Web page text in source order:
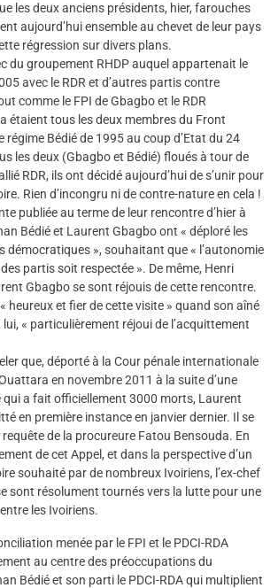
les deux anciens présidents, hier, farouches
aujourd’hui ensemble au chevet de leur pays
régression sur divers plans.
du groupement RHDP auquel appartenait le
avec le RDR et d’autres partis contre
comme le FPI de Gbagbo et le RDR
étaient tous les deux membres du Front
régime Bédié de 1995 au coup d’Etat du 24
les deux (Gbagbo et Bédié) floués à tour de
RDR, ils ont décidé aujourd’hui de s’unir pour
Rien d’incongru ni de contre-nature en cela !
publiée au terme de leur rencontre d’hier à
Bédié et Laurent Gbagbo ont « déploré les
démocratiques », souhaitant que « l’autonomie
partis soit respectée ». De même, Henri
Gbagbo se sont réjouis de cette rencontre.
heureux et fier de cette visite » quand son aîné
lui, « particulièrement réjoui de l’acquittement
que, déporté à la Cour pénale internationale
en novembre 2011 à la suite d’une
a fait officiellement 3000 morts, Laurent
en première instance en janvier dernier. Il se
de la procureure Fatou Bensouda. En
de cet Appel, et dans la perspective d’un
souhaité par de nombreux Ivoiriens, l’ex-chef
sont résolument tournés vers la lutte pour une
les Ivoiriens.
menée par le FPI et le PDCI-RDA
au centre des préoccupations du
Bédié et son parti le PDCI-RDA qui multiplient